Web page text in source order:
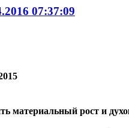
07:37:09
материальный рост и